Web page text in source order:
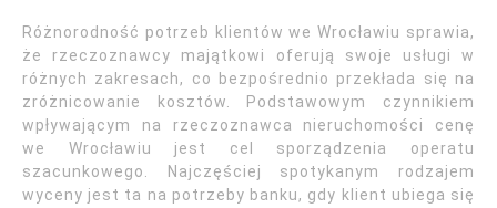
Różnorodność potrzeb klientów we Wrocławiu sprawia,
że rzeczoznawcy majątkowi oferują swoje usługi w
różnych zakresach, co bezpośrednio przekłada się na
zróżnicowanie kosztów. Podstawowym czynnikiem
wpływającym na rzeczoznawca nieruchomości cenę
we Wrocławiu jest cel sporządzenia operatu
szacunkowego. Najczęściej spotykanym rodzajem
wyceny jest ta na potrzeby banku, gdy klient ubiega się